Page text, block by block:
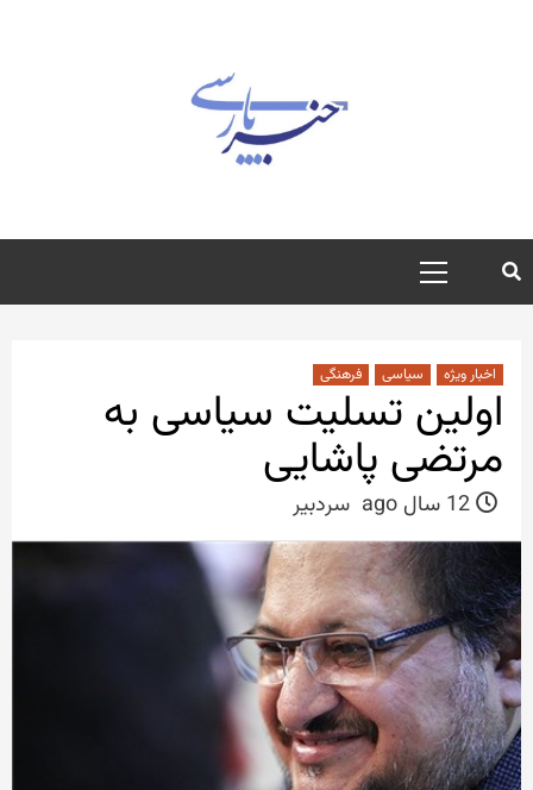
منوی
اصلی
اخبار ویژه سیاسی فرهنگی
اولین تسلیت سیاسی به
مرتضی پاشایی
سردبیر